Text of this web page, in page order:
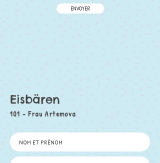
ENVOYER
Eisbären
101 - Frau Artemova